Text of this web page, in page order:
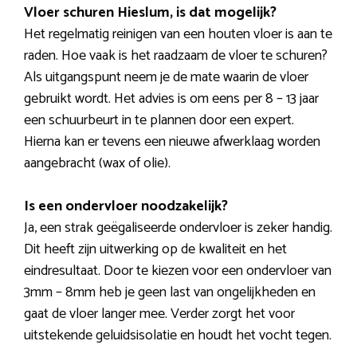
Vloer schuren Hieslum, is dat mogelijk?
Het regelmatig reinigen van een houten vloer is aan te
raden. Hoe vaak is het raadzaam de vloer te schuren?
Als uitgangspunt neem je de mate waarin de vloer
gebruikt wordt. Het advies is om eens per 8 – 13 jaar
een schuurbeurt in te plannen door een expert.
Hierna kan er tevens een nieuwe afwerklaag worden
aangebracht (wax of olie).
Is een ondervloer noodzakelijk?
Ja, een strak geëgaliseerde ondervloer is zeker handig.
Dit heeft zijn uitwerking op de kwaliteit en het
eindresultaat. Door te kiezen voor een ondervloer van
3mm – 8mm heb je geen last van ongelijkheden en
gaat de vloer langer mee. Verder zorgt het voor
uitstekende geluidsisolatie en houdt het vocht tegen.